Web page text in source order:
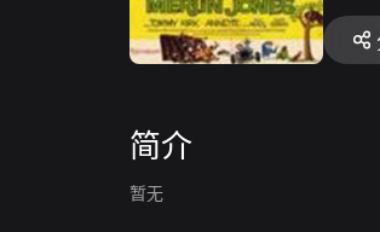
简介
暂无